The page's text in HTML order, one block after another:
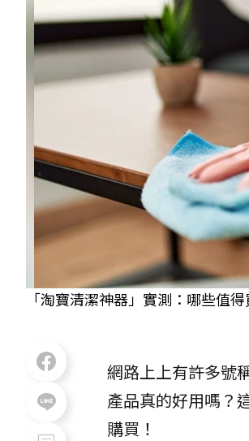
「淘寶清潔神器」實測：哪些值
網路上上有許多號
產品真的好用嗎？
購買！